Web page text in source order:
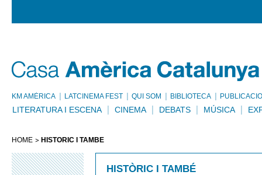
KM AMÈRICA LATCINEMA FEST QUI SOM BIBLIOTECA
LITERATURA I ESCENA CINEMA DEBATS MÚSICA
HOME HISTÒRIC I TAMBÉ
HISTÒRIC I TAMBÉ